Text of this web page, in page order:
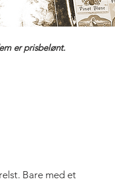
er prisbelønt.
Bare med et